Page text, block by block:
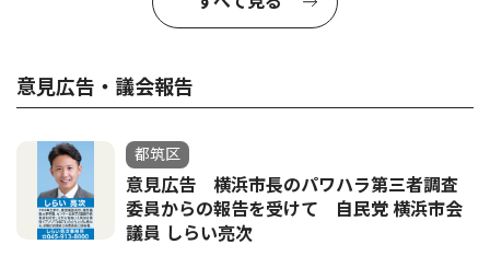
意見広告・議会報告
都筑区
意見広告 横浜市長のパワハラ第三者調査
委員からの報告を受けて 自民党 横浜市会
議員 しらい亮次